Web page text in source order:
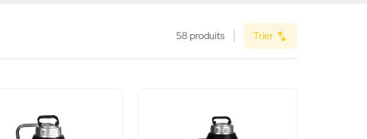
58 produits Trier